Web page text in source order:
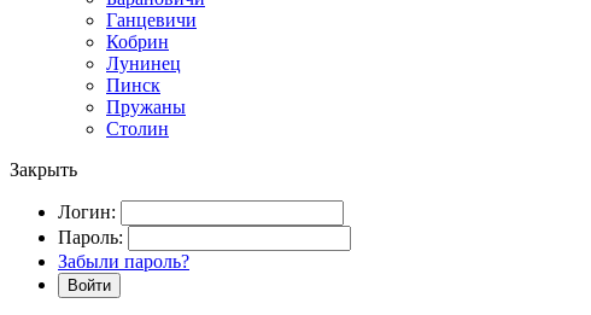
Ганцевичи
Кобрин
Лунинец
Пинск
Пружаны
Столин
Закрыть
Логин:
Пароль:
Забыли пароль?
Войти